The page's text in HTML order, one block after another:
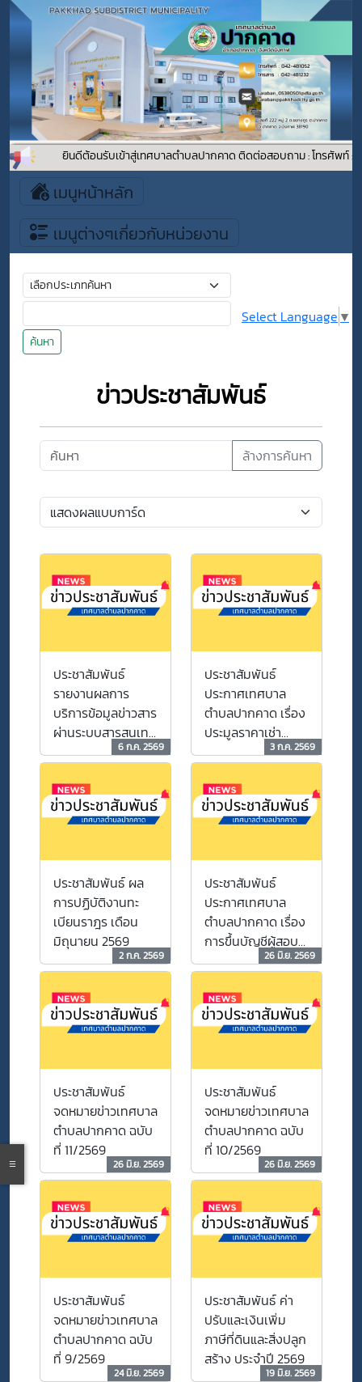
ยินดีต้อนรับเข้าสู่เทศบาลตำบลปากคาด ติดต่อสอบถาม : โทรศัพท์ : โ
เมนูหน้าหลัก
เมนูต่างๆเกี่ยวกับหน่วยงาน
ค้นหา
Select Language ▼
ข่าวประชาสัมพันธ์
ล้างการค้นหา
ประชาสัมพันธ์
รายงานผลการ
บริการข้อมูลข่าวสาร
ผ่านระบบสารสนเทศ
เดือน มิถุนายน6 ก.ค. 2569
ประชาสัมพันธ์
ประกาศเทศบาล
ตำบลปากคาด เรื่อง
ประมูลราคาเช่า
อาคารพาณิชย์3 ก.ค. 2569
ประชาสัมพันธ์ ผล
การปฏิบัติงานทะ
เบียนราฎร เดือน
มิถุนายน 2569
2 ก.ค. 2569
ประชาสัมพันธ์
ประกาศเทศบาล
ตำบลปากคาด เรื่อง
การขึ้นบัญชีผู้สอบ
คัดเลือกได้ของ
เพื่อเปลี่ยนสายงาน
ตำแหน่งประเภท
ทั่วไป เป็นสายงาน
วิชาการพัสดุปฏิบัติ
การ
26 มิ.ย. 2569
ประชาสัมพันธ์
จดหมายข่าวเทศบาล
ตำบลปากคาด ฉบับ
ที่ 11/2569
26 มิ.ย. 2569
ประชาสัมพันธ์
จดหมายข่าวเทศบาล
ตำบลปากคาด ฉบับ
ที่ 10/2569
26 มิ.ย. 2569
ประชาสัมพันธ์
จดหมายข่าวเทศบาล
ตำบลปากคาด ฉบับ
ที่ 9/2569
24 มิ.ย. 2569
ประชาสัมพันธ์ ค่า
ปรับและเงินเพิ่ม
ภาษีที่ดินและสิ่งปลูก
สร้าง ประจำปี 2569
19 มิ.ย. 2569